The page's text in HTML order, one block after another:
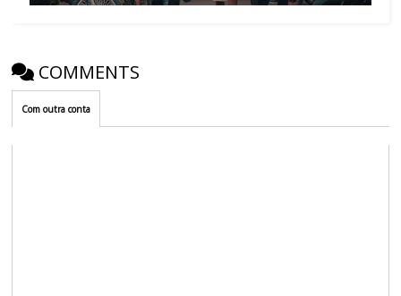
COMMENTS
Com outra conta